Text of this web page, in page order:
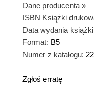
Dane producenta »
ISBN Książki
Data wydania
Format: B5
Numer z katalogu:
Zgłoś erratę